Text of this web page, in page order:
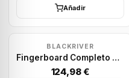
Añadir
BLACKRIVER
Fingerboard Completo Blackriver: Promodel Thom Mcinally Set X-Wide 33.3mm
124,98 €